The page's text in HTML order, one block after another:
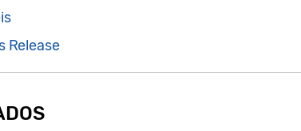
Release